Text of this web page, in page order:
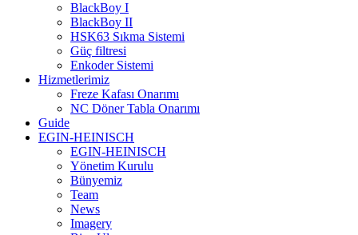
BlackBoy I
BlackBoy II
HSK63 Sıkma Sistemi
Güç filtresi
Enkoder Sistemi
Hizmetlerimiz
Freze Kafası Onarımı
NC Döner Tabla Onarımı
Guide
EGIN-HEINISCH
EGIN-HEINISCH
Yönetim Kurulu
Bünyemiz
Team
News
Imagery